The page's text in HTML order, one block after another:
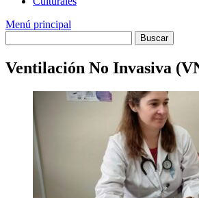
Menú principal
Ventilación No Invasiva